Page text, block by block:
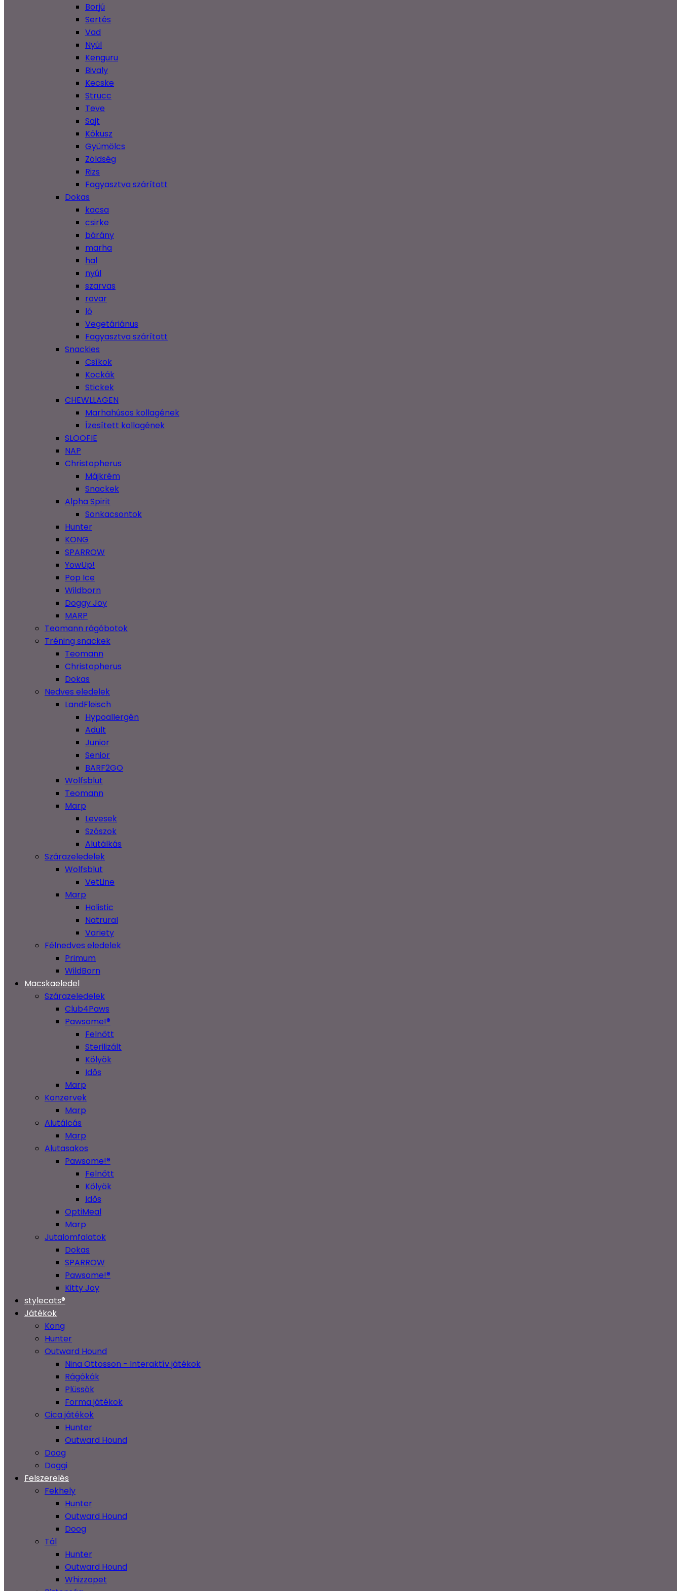
Borjú
Sertés
Vad
Nyúl
Kenguru
Bivaly
Kecske
Strucc
Teve
Sajt
Kókusz
Gyümölcs
Zöldség
Rizs
Fagyasztva szárított
Dokas
kacsa
csirke
bárány
marha
hal
nyúl
szarvas
rovar
ló
Vegetáriánus
Fagyasztva szárított
Snackies
Csíkok
Kockák
Stickek
CHEWLLAGEN
Marhahúsos kollagének
Ízesített kollagének
SLOOFIE
NAP
Christopherus
Májkrém
Snackek
Alpha Spirit
Sonkacsontok
Hunter
KONG
SPARROW
YowUp!
Pop Ice
Wildborn
Doggy Joy
MARP
Teomann rágóbotok
Tréning snackek
Teomann
Christopherus
Dokas
Nedves eledelek
LandFleisch
Hypoallergén
Adult
Junior
Senior
BARF2GO
Wolfsblut
Teomann
Marp
Levesek
Szószok
Alutálkás
Szárazeledelek
Wolfsblut
VetLine
Marp
Holistic
Natrural
Variety
Félnedves eledelek
Primum
WildBorn
Macskaeledel
Szárazeledelek
Club4Paws
Pawsome!®
Felnőtt
Sterilizált
Kölyök
Idős
Marp
Konzervek
Marp
Alutálcás
Marp
Alutasakos
Pawsome!®
Felnőtt
Kölyök
Idős
OptiMeal
Marp
Jutalomfalatok
Dokas
SPARROW
Pawsome!®
Kitty Joy
stylecats®
Játékok
Kong
Hunter
Outward Hound
Nina Ottosson - Interaktív játékok
Rágókák
Plüssök
Forma játékok
Cica játékok
Hunter
Outward Hound
Doog
Doggi
Felszerelés
Fekhely
Hunter
Outward Hound
Doog
Tál
Hunter
Outward Hound
Whizzopet